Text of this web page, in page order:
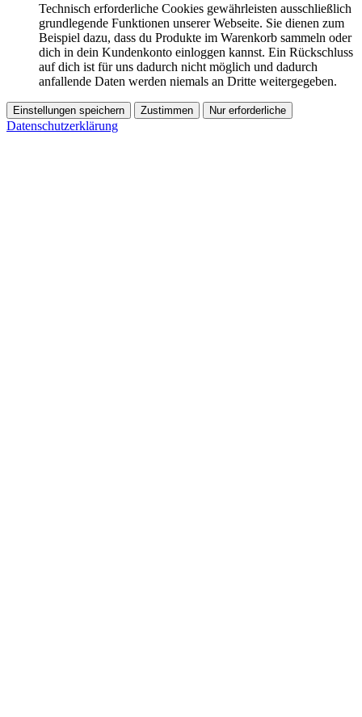
Technisch erforderliche Cookies gewährleisten ausschließlich
grundlegende Funktionen unserer Webseite. Sie dienen zum
Beispiel dazu, dass du Produkte im Warenkorb sammeln oder
dich in dein Kundenkonto einloggen kannst. Ein Rückschluss
auf dich ist für uns dadurch nicht möglich und dadurch
anfallende Daten werden niemals an Dritte weitergegeben.
Einstellungen speichern Zustimmen Nur erforderliche
Datenschutzerklärung